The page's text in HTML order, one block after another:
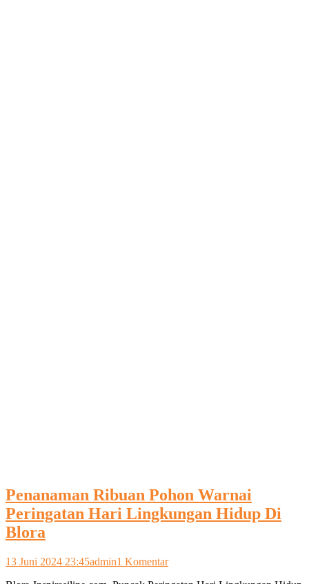
Penanaman Ribuan Pohon Warnai
Peringatan Hari Lingkungan Hidup Di
Blora
13 Juni 2024 23:45admin1 Komentarpada